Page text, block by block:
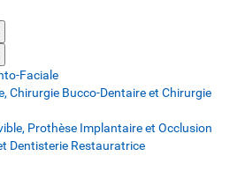
Faciale
Chirurgie Bucco-Dentaire et Chirurgie
Prothèse Implantaire et Occlusion
Dentisterie Restauratrice